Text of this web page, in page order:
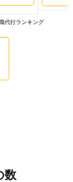
代行ランキング
数